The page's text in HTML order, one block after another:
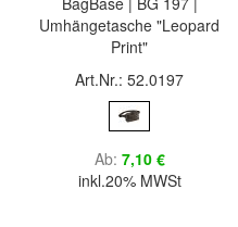
Umhängetasche "Leopard
Print"
Art.Nr.: 52.0197
Ab 7,10 €
inkl.20% MWSt